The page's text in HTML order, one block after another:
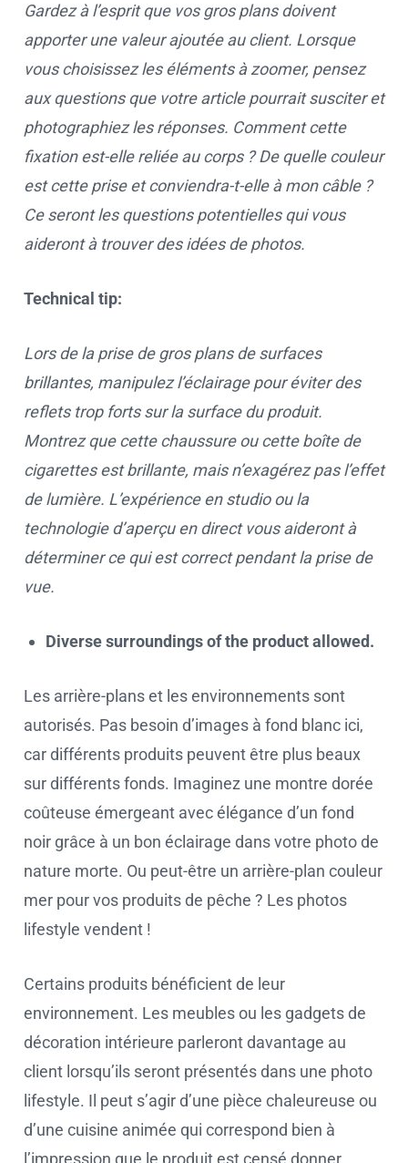
Gardez à l’esprit que vos gros plans doivent
apporter une valeur ajoutée au client. Lorsque
vous choisissez les éléments à zoomer, pensez
aux questions que votre article pourrait susciter et
photographiez les réponses. Comment cette
fixation est-elle reliée au corps ? De quelle couleur
est cette prise et conviendra-t-elle à mon câble ?
Ce seront les questions potentielles qui vous
aideront à trouver des idées de photos.
Technical tip:
Lors de la prise de gros plans de surfaces
brillantes, manipulez l’éclairage pour éviter des
reflets trop forts sur la surface du produit.
Montrez que cette chaussure ou cette boîte de
cigarettes est brillante, mais n’exagérez pas l’effet
de lumière. L’expérience en studio ou la
technologie d’aperçu en direct vous aideront à
déterminer ce qui est correct pendant la prise de
vue.
Diverse surroundings of the product allowed.
Les arrière-plans et les environnements sont
autorisés. Pas besoin d’images à fond blanc ici,
car différents produits peuvent être plus beaux
sur différents fonds. Imaginez une montre dorée
coûteuse émergeant avec élégance d’un fond
noir grâce à un bon éclairage dans votre photo de
nature morte. Ou peut-être un arrière-plan couleur
mer pour vos produits de pêche ? Les photos
lifestyle vendent !
Certains produits bénéficient de leur
environnement. Les meubles ou les gadgets de
décoration intérieure parleront davantage au
client lorsqu’ils seront présentés dans une photo
lifestyle. Il peut s’agir d’une pièce chaleureuse ou
d’une cuisine animée qui correspond bien à
l’impression que le produit est censé donner.